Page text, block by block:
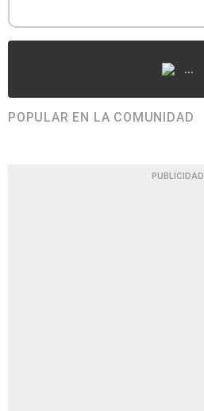
...
POPULAR EN LA COMUNIDAD
PUBLICIDAD